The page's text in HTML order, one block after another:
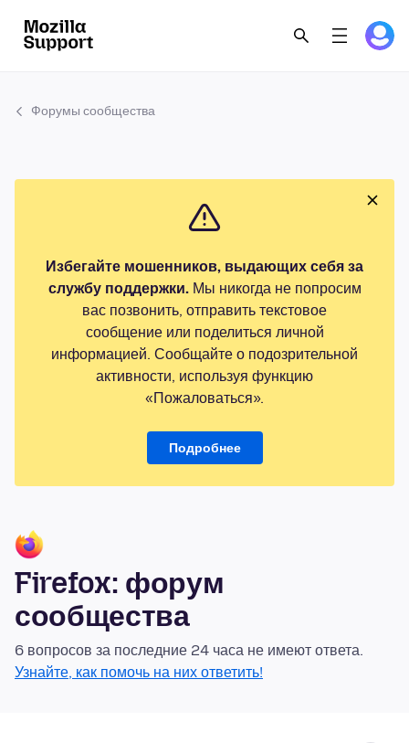
Форумы сообщества
Избегайте мошенников, выдающих себя за
службу поддержки.Мы никогда не попросим
вас позвонить, отправить текстовое
сообщение или поделиться личной
информацией. Сообщайте о подозрительной
активности, используя функцию
«Пожаловаться».
Подробнее
Firefox: форум
сообщества
6 вопросов за последние 24 часа не имеют ответа.
Узнайте, как помочь на них ответить!